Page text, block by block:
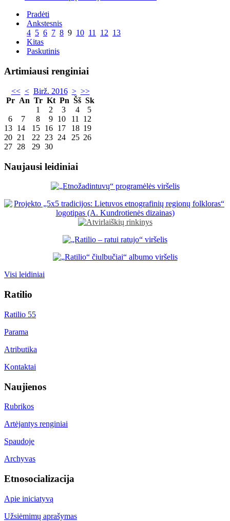
Pradėti
Ankstesnis
4 5 6 7 8 9 10 11 12 13
Kitas
Paskutinis
Artimiausi renginiai
<< < Birž. 2016 > >>
Pr An Tr Kt Pn Šš Sk
1
2 3 4
5
6
7 8 9 10 11
12
13 14 15 16 17 18 19
20 21 22 23 24 25 26
27 28 29 30
Naujausi leidiniai
Visi leidiniai
Ratilio
Ratilio 55
Parama
Atributika
Kontaktai
Naujienos
Rubrikos
Artėjantys renginiai
Spaudoje
Archyvas
Etnosocializacija
Apie iniciatyvą
Užsiėmimų aprašymas